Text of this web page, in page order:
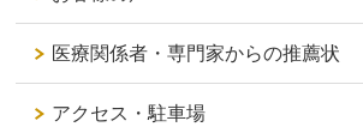
医療関係者・専門家からの推薦状
アクセス・駐車場